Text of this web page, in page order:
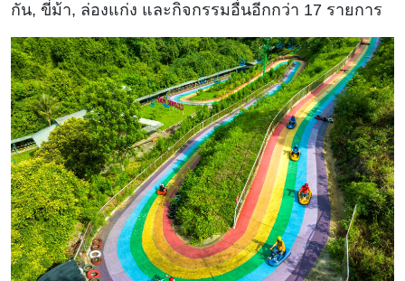
กัน, ขี่ม้า, ล่องแก่ง และกิจกรรมอื่นอีกกว่า 17 รายการ